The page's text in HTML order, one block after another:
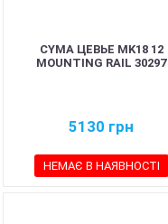
CYMA ЦЕВЬЕ MK18 12
MOUNTING RAIL 30297
5130 грн
НЕМАЄ В НАЯВНОСТІ